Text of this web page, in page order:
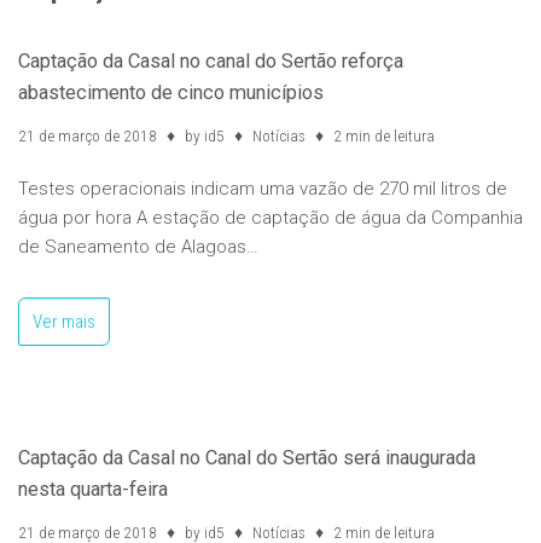
Captação da Casal no canal do Sertão reforça
abastecimento de cinco municípios
21 de março de 2018 by id5 Notícias 2 min de leitura
Testes operacionais indicam uma vazão de 270 mil litros de
água por hora A estação de captação de água da Companhia
de Saneamento de Alagoas…
Ver mais
Captação da Casal no Canal do Sertão será inaugurada
nesta quarta-feira
21 de março de 2018 by id5 Notícias 2 min de leitura